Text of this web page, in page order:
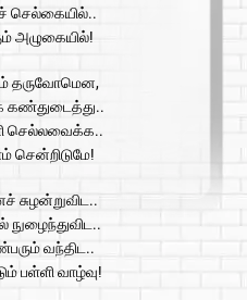
செல்கையில்..
அழுகையில்!
தருவோமென,
கண்துடைத்து..
செல்லவைக்க..
சென்றிடுமே!
சுழன்றுவிட..
நுழைந்துவிட..
வந்திட..
பள்ளி வாழ்வு!